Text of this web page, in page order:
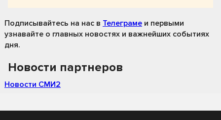
Подписывайтесь на нас в Телеграме и первыми
узнавайте о главных новостях и важнейших событиях
дня.
Новости партнеров
Новости СМИ2